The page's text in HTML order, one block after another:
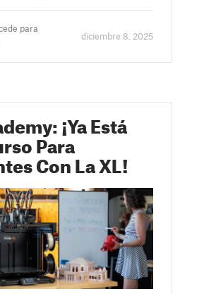
para
diciembre 8. 2025
¡Ya Está
Para
Con La XL!